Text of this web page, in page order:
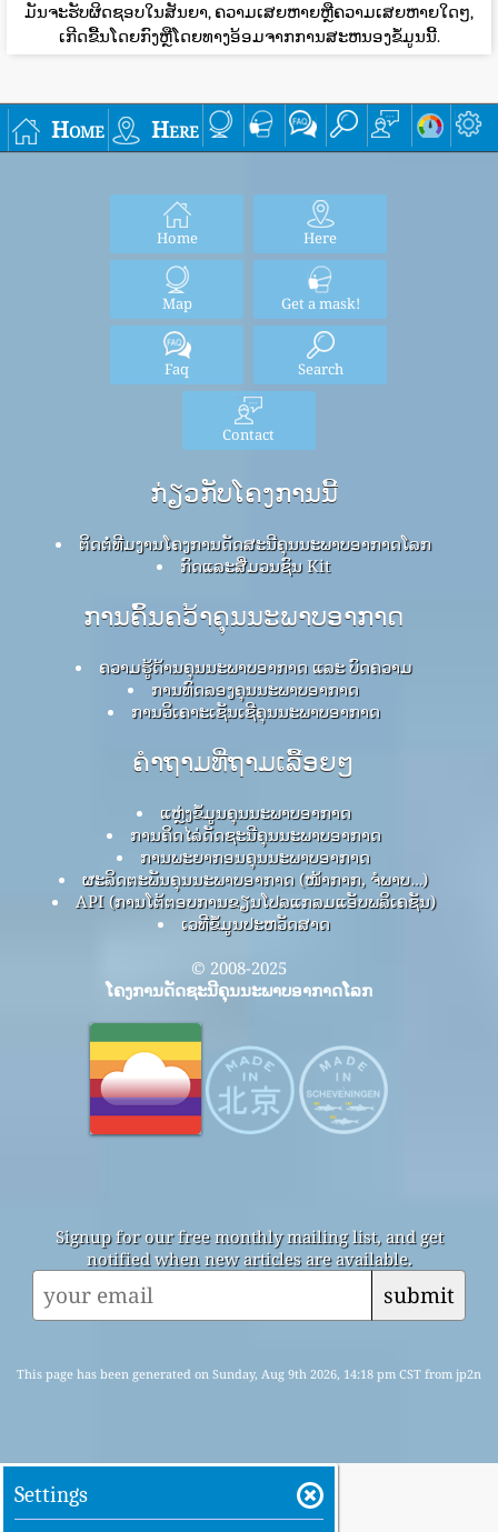
ມັນຈະຮັບຜິດຊອບໃນສັນຍາ, ຄວາມເສຍຫາຍຫຼືຄວາມເສຍຫາຍໃດໆ,
ເກີດຂື້ນໂດຍກົງຫຼືໂດຍທາງອ້ອມຈາກການສະຫນອງຂໍ້ມູນນີ້.
Home Here
Home Here
Map Get a mask!
Faq Search
Contact
ກ່ຽວກັບໂຄງການນີ້
ຕິດຕໍ່ທີມງານໂຄງການດັດສະນີຄຸນນະພາບອາກາດໂລກ
ກົດ​ແລະ​ສື່​ມວນ​ຊົນ Kit
ການຄົ້ນຄວ້າຄຸນນະພາບອາກາດ
ຄວາມຮູ້ດ້ານຄຸນນະພາບອາກາດ ແລະ ບົດຄວາມ
ການທົດລອງຄຸນນະພາບອາກາດ
ການວິເຄາະເຊັນເຊີຄຸນນະພາບອາກາດ
ຄໍາຖາມທີ່ຖາມເລື້ອຍໆ
ແຫຼ່ງຂໍ້ມູນຄຸນນະພາບອາກາດ
ການຄິດໄລ່ດັດຊະນີຄຸນນະພາບອາກາດ
ການພະຍາກອນຄຸນນະພາບອາກາດ
ຜະລິດຕະພັນຄຸນນະພາບອາກາດ (ໜ້າກາກ, ຈໍພາບ…)
API (ການໂຕ້ຕອບການຂຽນໂປລແກລມແອັບພລິເຄຊັນ)
ເວທີຂໍ້ມູນປະຫວັດສາດ
© 2008-2025
ໂຄງການດັດຊະນີຄຸນນະພາບອາກາດໂລກ
Signup for our free monthly mailing list, and get
notified when new articles are available.
submit
This page has been generated on Sunday, Aug 9th 2026, 14:18 pm CST from jp2n
Settings